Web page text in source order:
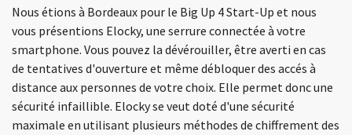
Nous étions à Bordeaux pour le Big Up 4 Start-Up et nous
vous présentions Elocky, une serrure connectée à votre
smartphone. Vous pouvez la dévérouiller, être averti en cas
de tentatives d'ouverture et même débloquer des accés à
distance aux personnes de votre choix. Elle permet donc une
sécurité infaillible. Elocky se veut doté d'une sécurité
maximale en utilisant plusieurs méthodes de chiffrement des